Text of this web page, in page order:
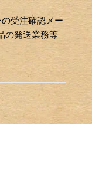
受注確認メー
の発送業務等